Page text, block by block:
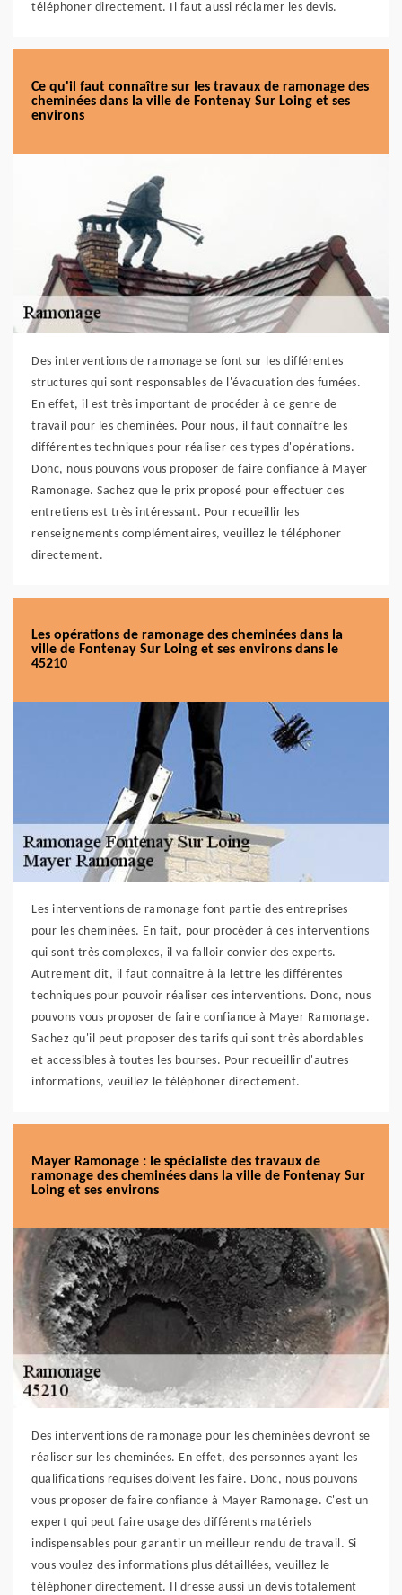
téléphoner directement. Il faut aussi réclamer les devis.
Ce qu'il faut connaître sur les travaux de ramonage des
cheminées dans la ville de Fontenay Sur Loing et ses
environs
Des interventions de ramonage se font sur les différentes
structures qui sont responsables de l'évacuation des fumées.
En effet, il est très important de procéder à ce genre de
travail pour les cheminées. Pour nous, il faut connaître les
différentes techniques pour réaliser ces types d'opérations.
Donc, nous pouvons vous proposer de faire confiance à Mayer
Ramonage. Sachez que le prix proposé pour effectuer ces
entretiens est très intéressant. Pour recueillir les
renseignements complémentaires, veuillez le téléphoner
directement.
Les opérations de ramonage des cheminées dans la
ville de Fontenay Sur Loing et ses environs dans le
45210
Les interventions de ramonage font partie des entreprises
pour les cheminées. En fait, pour procéder à ces interventions
qui sont très complexes, il va falloir convier des experts.
Autrement dit, il faut connaître à la lettre les différentes
techniques pour pouvoir réaliser ces interventions. Donc, nous
pouvons vous proposer de faire confiance à Mayer Ramonage.
Sachez qu'il peut proposer des tarifs qui sont très abordables
et accessibles à toutes les bourses. Pour recueillir d'autres
informations, veuillez le téléphoner directement.
Mayer Ramonage : le spécialiste des travaux de
ramonage des cheminées dans la ville de Fontenay Sur
Loing et ses environs
Des interventions de ramonage pour les cheminées devront se
réaliser sur les cheminées. En effet, des personnes ayant les
qualifications requises doivent les faire. Donc, nous pouvons
vous proposer de faire confiance à Mayer Ramonage. C'est un
expert qui peut faire usage des différents matériels
indispensables pour garantir un meilleur rendu de travail. Si
vous voulez des informations plus détaillées, veuillez le
téléphoner directement. Il dresse aussi un devis totalement